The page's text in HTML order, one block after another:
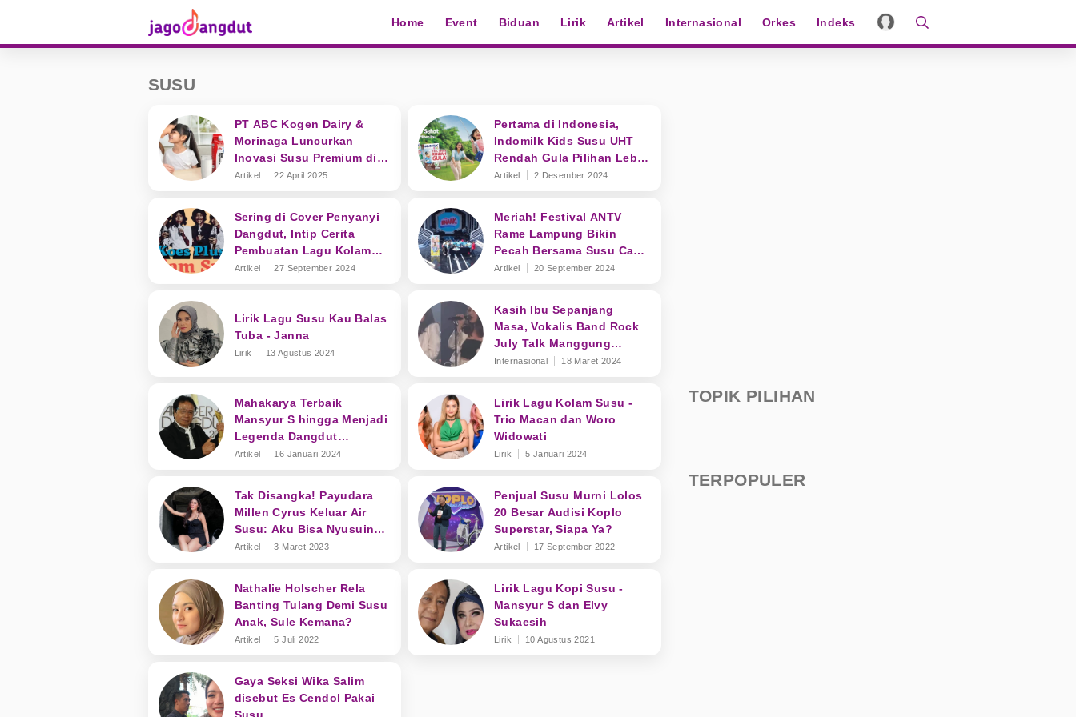
Home Event Biduan Lirik Artikel Internasional Orkes Indeks
SUSU
PT ABC Kogen Dairy &
Morinaga Luncurkan
Inovasi Susu Premium di
Singapura
Artikel 22 April 2025
Pertama di Indonesia,
Indomilk Kids Susu UHT
Rendah Gula Pilihan Lebih
Sehat untuk Anak
Artikel 2 Desember 2024
Sering di Cover Penyanyi
Dangdut, Intip Cerita
Pembuatan Lagu Kolam
Susu dari Koes Plus
Artikel 27 September 2024
Meriah! Festival ANTV
Rame Lampung Bikin
Pecah Bersama Susu Cap
Enaak
Artikel 20 September 2024
Lirik Lagu Susu Kau Balas
Tuba - Janna
Lirik 13 Agustus 2024
Kasih Ibu Sepanjang
Masa, Vokalis Band Rock
July Talk Manggung
Sambil Pumping ASI
Internasional 18 Maret 2024
Mahakarya Terbaik
Mansyur S hingga Menjadi
Legenda Dangdut
Indonesia
Artikel 16 Januari 2024
Lirik Lagu Kolam Susu -
Trio Macan dan Woro
Widowati
Lirik 5 Januari 2024
Tak Disangka! Payudara
Millen Cyrus Keluar Air
Susu: Aku Bisa Nyusuin
Anak Orang Juga
Artikel 3 Maret 2023
Penjual Susu Murni Lolos
20 Besar Audisi Koplo
Superstar, Siapa Ya?
Artikel 17 September 2022
Nathalie Holscher Rela
Banting Tulang Demi Susu
Anak, Sule Kemana?
Artikel 5 Juli 2022
Lirik Lagu Kopi Susu -
Mansyur S dan Elvy
Sukaesih
Lirik 10 Agustus 2021
Gaya Seksi Wika Salim
disebut Es Cendol Pakai
TOPIK PILIHAN
TERPOPULER